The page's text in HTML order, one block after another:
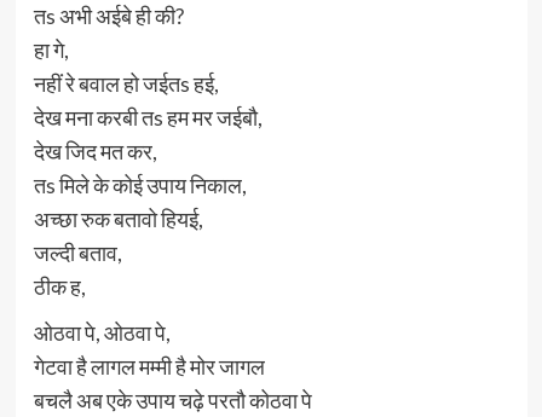
तs अभी अईबे ही की?
हा गे,
नहीं रे बवाल हो जईतs हई,
देख मना करबी तs हम मर जईबौ,
देख जिद मत कर,
तs मिले के कोई उपाय निकाल,
अच्छा रुक बतावो हियई,
जल्दी बताव,
ठीक ह,
ओठवा पे, ओठवा पे,
गेटवा है लागल मम्मी है मोर जागल
बचलै अब एके उपाय चढ़े परतौ कोठवा पे